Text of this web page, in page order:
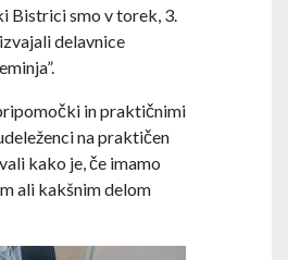
Bistrici smo v torek, 3.
delavnice
in praktičnimi
na praktičen
kako je, če imamo
ali kakšnim delom